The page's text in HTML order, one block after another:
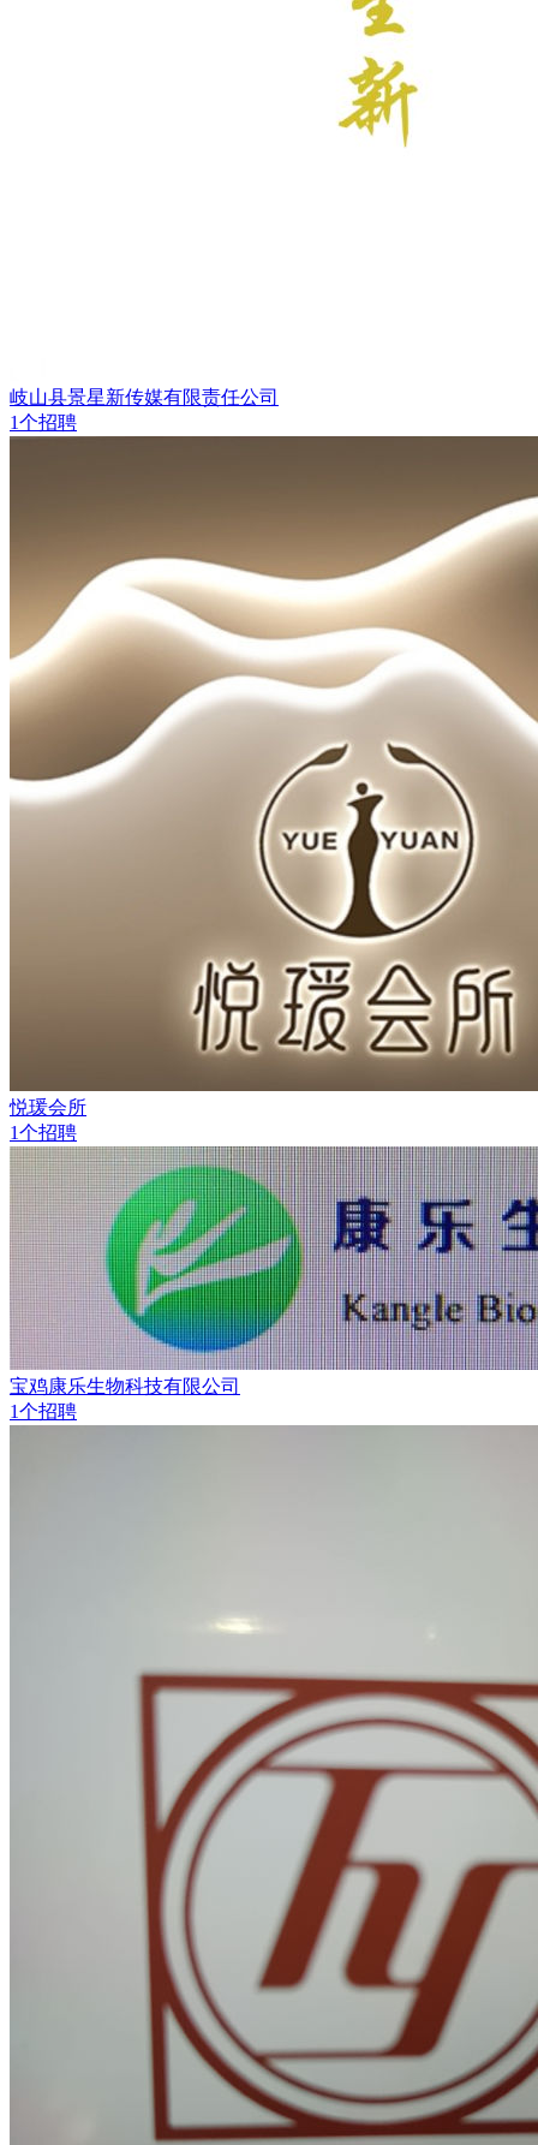
岐山县景星新传媒有限责任公司
1个招聘
悦瑗会所
1个招聘
宝鸡康乐生物科技有限公司
1个招聘